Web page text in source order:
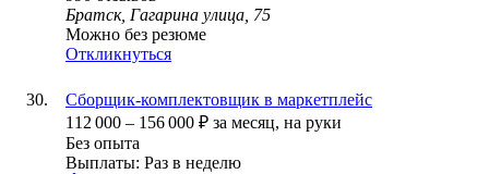
Братск, Гагарина улица, 75
Можно без резюме
Откликнуться
Сборщик-комплектовщик в маркетплейс
112 000 – 156 000 ₽ за месяц, на руки
Без опыта
Выплаты: Раз в неделю